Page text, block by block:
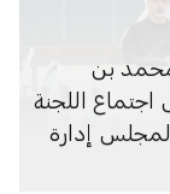
بن
اجتماع اللجنة
لمجلس إدارة